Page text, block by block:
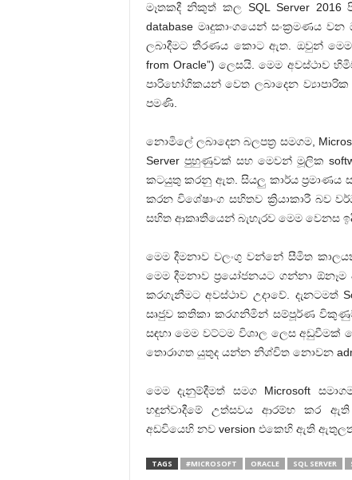
මෑතකදී නිකුත් කල SQL Server 2016
database මෘදුකාංගයෙන් සංක්‍රමණය
ලබාදීමට තීරණය කොට ඇත. ඔවුන් මෙම
from Oracle”) ලෙසයි. මෙම අවස්ථාව
පාරිභෝගිකයන් වෙත ලබාදෙන ව්‍යාපාරික
පමණි.
නොමිලේ ලබාදෙන බලපත්‍ර සමගම,
Server පුහුණුවක් සහ මෙවන් මූලික
කටයුතු කරනු ඇත. සියලු කාර්ය ප්‍රමාණය
කරන විශේෂාංග සහිතව ක්‍රියාකාරී බව
සහිත ආකෘතියෙන් බැහැරව මෙම වෙනස
මෙම දීමනාව වලංගු වන්නේ සීමිත
මෙම දීමනාව ප්‍රයෝජනයට ගන්නා ඕනෑම
කරගැනීමට අවස්ථාව උදාවේ. දැනටමත්
සෘජුව කතිකා කරගනිමින් සම්පූර්ණ
සඳහා මෙම වට්ටම විශාල ලෙස අඩුවීමක්
තොරාගත යුතුද යන්න නිශ්චිත නොවන
මෙම දැනුම්දීමත් සමග Microsoft
හඳුන්වාදීමේ උත්සවය ආරම්භ කර
අඩවියෙහි නව version එකෙහි ඇති
TAGS #MICROSOFT ORACLE SQL SERVER